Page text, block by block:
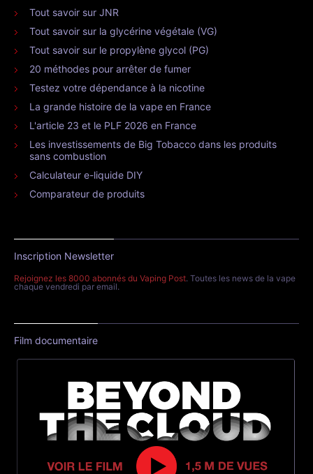
Tout savoir sur JNR
Tout savoir sur la glycérine végétale (VG)
Tout savoir sur le propylène glycol (PG)
20 méthodes pour arrêter de fumer
Testez votre dépendance à la nicotine
La grande histoire de la vape en France
L'article 23 et le PLF 2026 en France
Les investissements de Big Tobacco dans les produits
sans combustion
Calculateur e-liquide DIY
Comparateur de produits
Inscription Newsletter
Rejoignez les 8000 abonnés du Vaping Post. Toutes les news de la vape
chaque vendredi par email.
Film documentaire